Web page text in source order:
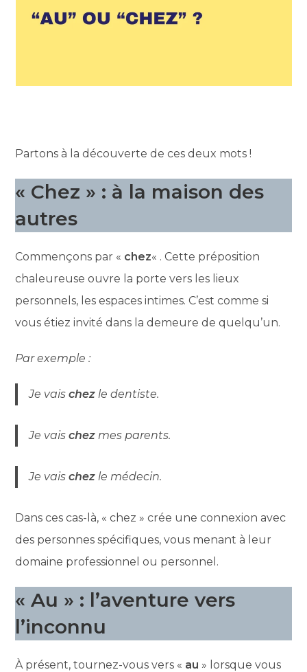
Partons à la découverte de ces deux mots !
« Chez » : à la maison des
autres
Commençons par « chez« . Cette préposition
chaleureuse ouvre la porte vers les lieux
personnels, les espaces intimes. C’est comme si
vous étiez invité dans la demeure de quelqu’un.
Par exemple :
Je vaischez le dentiste.
Je vaischez mes parents.
Je vaischez le médecin.
Dans ces cas-là, « chez » crée une connexion avec
des personnes spécifiques, vous menant à leur
domaine professionnel ou personnel.
« Au » : l’aventure vers
l’inconnu
À présent, tournez-vous vers « au » lorsque vous